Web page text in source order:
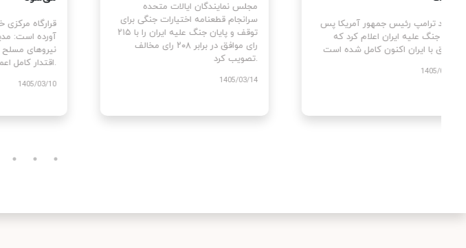
پس از
بین
دونالد ترامپ رئیس جمهور آمریکا پس
از دو جنگ علیه ایران اعلام کرد که
توافق با ایران اکنون کامل شده است.
مجلس نمایندگان ایالات متحده
سرانجام قطعنامه اختیارات جنگی برای
توقف و پایان جنگ علیه ایران را با ۲۱۵
رای موافق در برابر ۲۰۸ رای مخالف